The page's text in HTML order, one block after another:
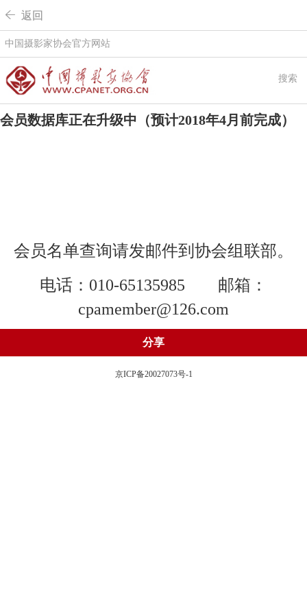
 返回
中国摄影家协会官方网站
搜索
会员数据库正在升级中（预计2018年4月前完成）
会员名单查询请发邮件到协会组联部。
电话：010-65135985 邮箱：
cpamember@126.com
分享
京ICP备20027073号-1